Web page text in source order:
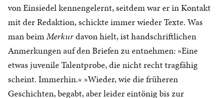
von Einsiedel kennengelernt, seitdem war er in Kontakt
mit der Redaktion, schickte immer wieder Texte. Was
man beimMerkurdavon hielt, ist handschriftlichen
Anmerkungen auf den Briefen zu entnehmen: »Eine
etwas juvenile Talentprobe, die nicht recht tragfähig
scheint. Immerhin.« »Wieder, wie die früheren
Geschichten, begabt, aber leider eintönig bis zur